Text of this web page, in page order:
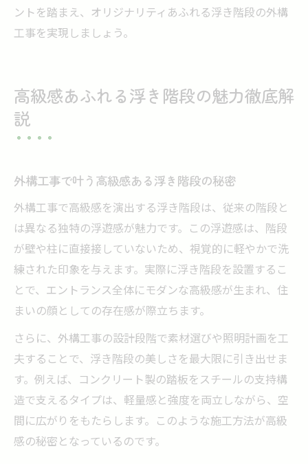
ントを踏まえ、オリジナリティあふれる浮き階段の外構
工事を実現しましょう。
高級感あふれる浮き階段の魅力徹底解
説
外構工事で叶う高級感ある浮き階段の秘密
外構工事で高級感を演出する浮き階段は、従来の階段と
は異なる独特の浮遊感が魅力です。この浮遊感は、階段
が壁や柱に直接接していないため、視覚的に軽やかで洗
練された印象を与えます。実際に浮き階段を設置するこ
とで、エントランス全体にモダンな高級感が生まれ、住
まいの顔としての存在感が際立ちます。
さらに、外構工事の設計段階で素材選びや照明計画を工
夫することで、浮き階段の美しさを最大限に引き出せま
す。例えば、コンクリート製の踏板をスチールの支持構
造で支えるタイプは、軽量感と強度を両立しながら、空
間に広がりをもたらします。このような施工方法が高級
感の秘密となっているのです。